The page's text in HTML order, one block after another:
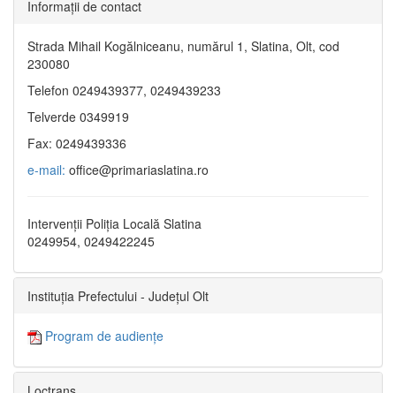
Informaţii de contact
Strada Mihail Kogălniceanu, numărul 1, Slatina, Olt, cod
230080
Telefon 0249439377, 0249439233
Telverde 0349919
Fax: 0249439336
e-mail: office@primariaslatina.ro
Intervenții Poliția Locală Slatina
0249954, 0249422245
Instituția Prefectului - Județul Olt
Program de audiențe